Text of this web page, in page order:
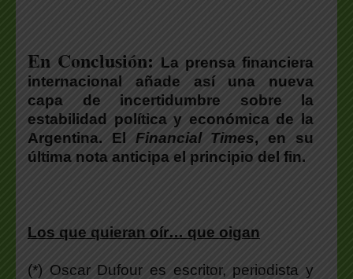
En Conclusión: La prensa financiera
internacional añade así una nueva
capa de incertidumbre sobre la
estabilidad política y económica de la
Argentina. El Financial Times, en su
última nota anticipa el principio del fin.
Los que quieran oír… que oigan
(*) Oscar Dufour es escritor, periodista y